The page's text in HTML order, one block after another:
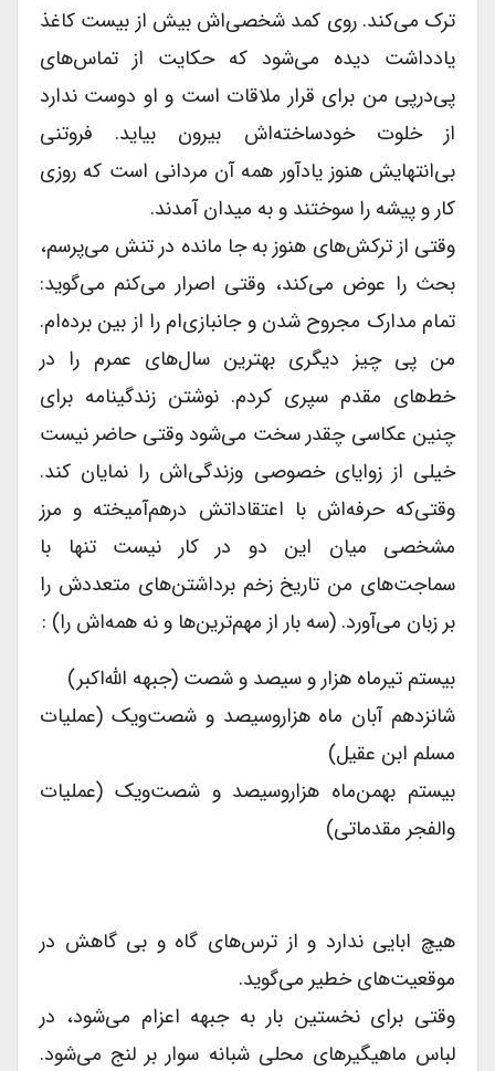
ترک می‌کند. روى کمد شخصی‌اش بیش از بیست کاغذ
یادداشت دیده می‌شود که حکایت از تماس‌های
پی‌درپی من براى قرار ملاقات است و او دوست ندارد
از خلوت خودساخته‌اش بیرون بیاید. فروتنى
بی‌انتهایش هنوز یادآور همه آن مردانى است که روزى
کار و پیشه را سوختند و به میدان آمدند.
وقتى از ترکش‌های هنوز به جا مانده در تنش می‌پرسم،
بحث را عوض می‌کند، وقتى اصرار می‌کنم می‌گوید:
تمام مدارک مجروح شدن و جانبازی‌ام را از بین برده‌ام.
من پى چیز دیگرى بهترین سال‌های عمرم را در
خط‌های مقدم سپرى کردم. نوشتن زندگینامه براى
چنین عکاسى چقدر سخت می‌شود وقتى حاضر نیست
خیلى از زوایای خصوصى وزندگی‌اش را نمایان کند.
وقتی‌که حرفه‌اش با اعتقاداتش درهم‌آمیخته و مرز
مشخصى میان این دو در کار نیست تنها با
سماجت‌های من تاریخ زخم برداشتن‌های متعددش را
بر زبان می‌آورد. (سه بار از مهم‌ترین‌ها و نه همه‌اش را) :
بیستم تیرماه هزار و سیصد و شصت (جبهه الله‌اکبر)
شانزدهم آبان ماه هزاروسیصد و شصت‌ویک (عملیات
مسلم ابن عقیل)
بیستم بهمن‌ماه هزاروسیصد و شصت‌ویک (عملیات
والفجر مقدماتى)
هیچ ابایى ندارد و از ترس‌های گاه و بى گاهش در
موقعیت‌های خطیر می‌گوید.
وقتى براى نخستین بار به جبهه اعزام می‌شود، در
لباس ماهیگیرهاى محلى شبانه سوار بر لنج می‌شود.